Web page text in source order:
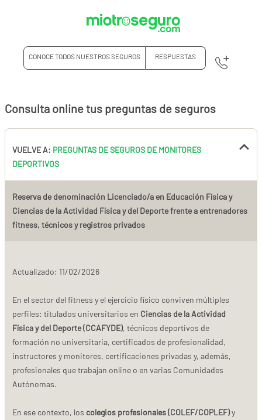
CONOCE TODOS NUESTROS SEGUROS RESPUESTAS
Consulta online tus preguntas de seguros
VUELVE A: PREGUNTAS DE SEGUROS DE MONITORES
DEPORTIVOS
Reserva de denominación Licenciado/a en Educación Física y
Ciencias de la Actividad Física y del Deporte frente a entrenadores
fitness, técnicos y registros privados
Actualizado: 11/02/2026
En el sector del fitness y el ejercicio físico conviven múltiples
perfiles: titulados universitarios en Ciencias de la Actividad
Física y del Deporte (CCAFYDE), técnicos deportivos de
formación no universitaria, certificados de profesionalidad,
instructores y monitores, certificaciones privadas y, además,
profesionales que trabajan online o en varias Comunidades
Autónomas.
En ese contexto, los colegios profesionales (COLEF/COPLEF)y